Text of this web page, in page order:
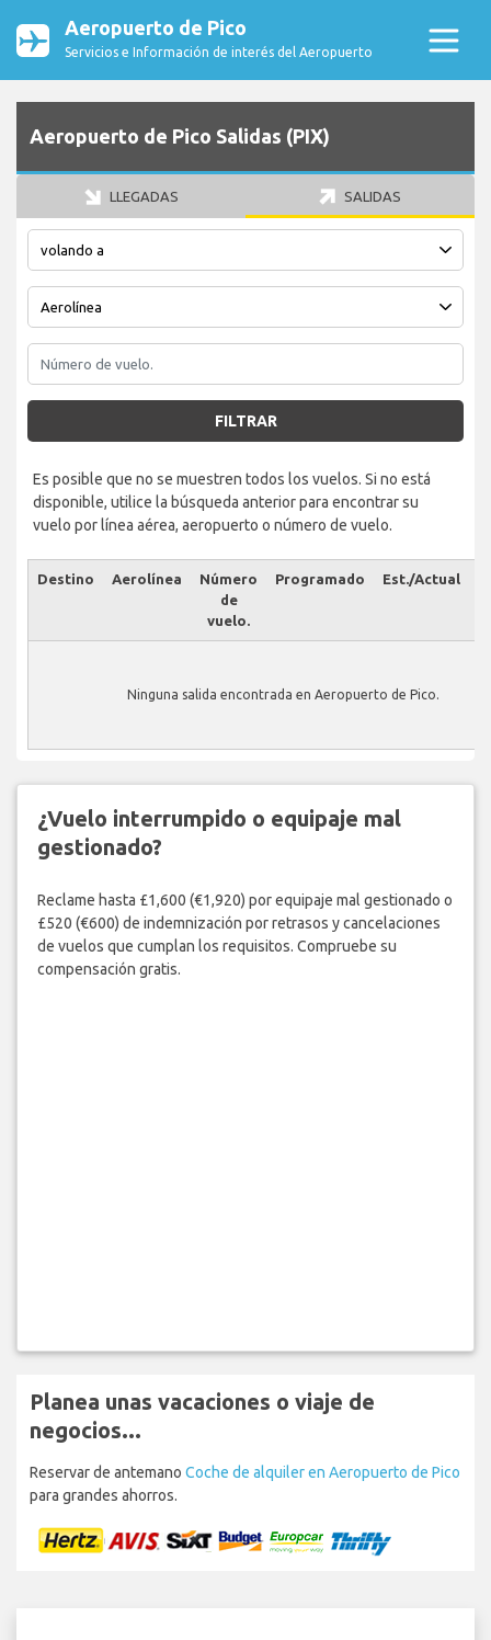
Aeropuerto de Pico
Servicios e Información de interés del Aeropuerto
Aeropuerto de Pico Salidas (PIX)
LLEGADAS SALIDAS
FILTRAR
Es posible que no se muestren todos los vuelos. Si no está
disponible, utilice la búsqueda anterior para encontrar su
vuelo por línea aérea, aeropuerto o número de vuelo.
Destino Aerolínea
Número
de
vuelo.
Programado Est./Actual
Ninguna salida encontrada en Aeropuerto de Pico.
¿Vuelo interrumpido o equipaje mal
gestionado?
Reclame hasta £1,600 (€1,920) por equipaje mal gestionado o
£520 (€600) de indemnización por retrasos y cancelaciones
de vuelos que cumplan los requisitos. Compruebe su
compensación gratis.
Planea unas vacaciones o viaje de
negocios...
Reservar de antemano Coche de alquiler en Aeropuerto de Pico
para grandes ahorros.